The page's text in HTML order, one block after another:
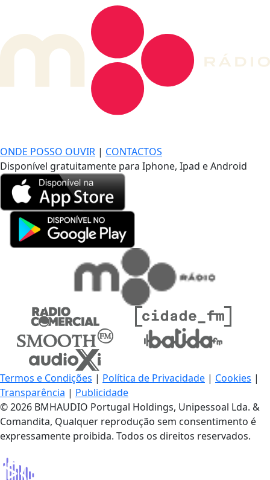
ONDE POSSO OUVIR | CONTACTOS
Disponível gratuitamente para Iphone, Ipad e Android
Termos e Condições | Política de Privacidade | Cookies |
Transparência | Publicidade
© 2026 BMHAUDIO Portugal Holdings, Unipessoal Lda. &
Comandita, Qualquer reprodução sem consentimento é
expressamente proibida. Todos os direitos reservados.